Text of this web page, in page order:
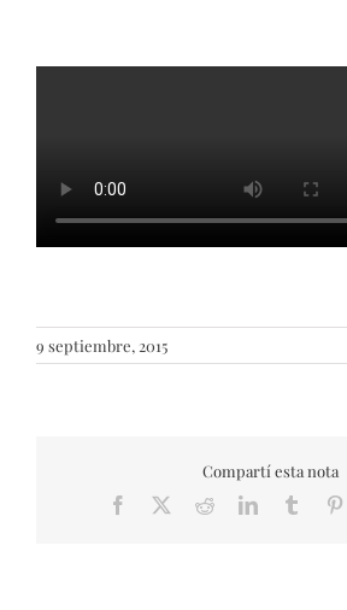
9 septiembre, 2015
Compartí esta nota
Facebook RedditLinkedInTumblr